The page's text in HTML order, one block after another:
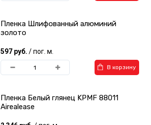
Пленка Шлифованный алюминий
золото
597 руб. / пог. м.
В корзину
Пленка Белый глянец KPMF 88011
Airealease